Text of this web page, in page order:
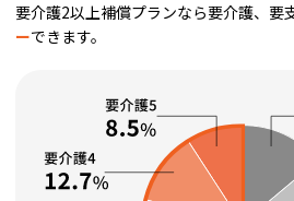
要介護2以上補償プランなら要介護、要
ーできます。